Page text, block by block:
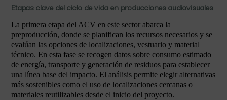
Etapas clave del ciclo de vida en producciones audiovisuales
La primera etapa del ACV en este sector abarca la
preproducción, donde se planifican los recursos necesarios y se
evalúan las opciones de localizaciones, vestuario y material
técnico. En esta fase se recogen datos sobre consumo estimado
de energía, transporte y generación de residuos para establecer
una línea base del impacto. El análisis permite elegir alternativas
más sostenibles como el uso de localizaciones cercanas o
materiales reutilizables desde el inicio del proyecto.